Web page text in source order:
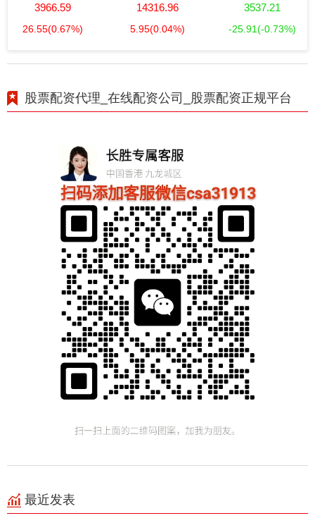
3966.59
26.55(0.67%)
14316.96
5.95(0.04%)
3537.21
-25.91(-0.73%)
股票配资代理_在线配资公司_股票配资正规平台
最近发表